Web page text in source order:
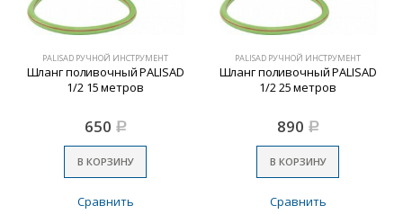
PALISAD РУЧНОЙ ИНСТРУМЕНТ
Шланг поливочный PALISAD
1/2 15 метров
650 Р
В КОРЗИНУ
Сравнить
PALISAD РУЧНОЙ ИНСТРУМЕНТ
Шланг поливочный PALISAD
1/2 25 метров
890 Р
В КОРЗИНУ
Сравнить